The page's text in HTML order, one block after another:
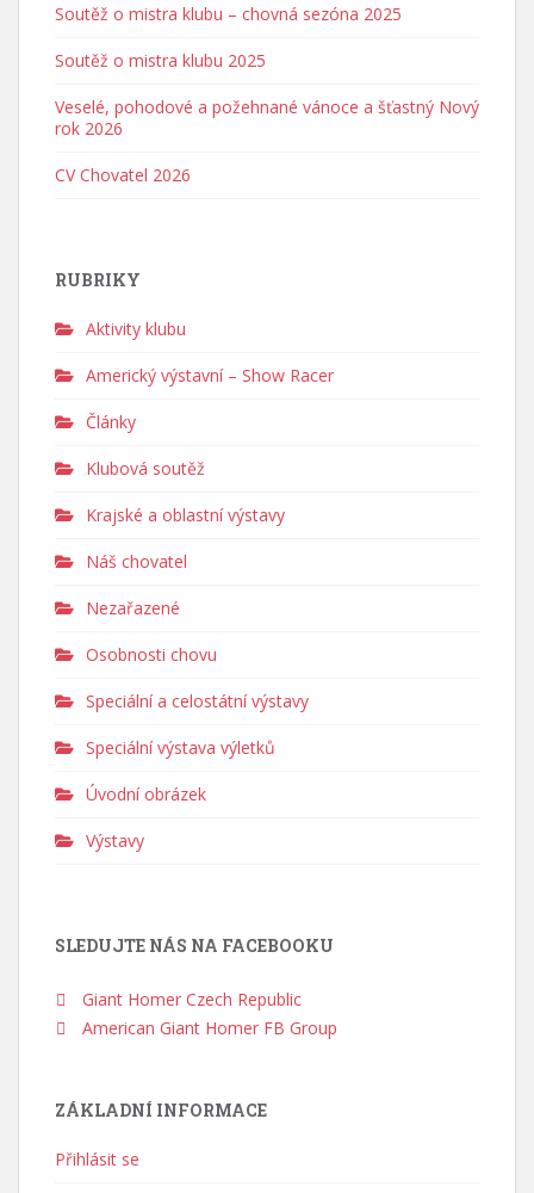
Soutěž o mistra klubu – chovná sezóna 2025
Soutěž o mistra klubu 2025
Veselé, pohodové a požehnané vánoce a šťastný Nový
rok 2026
CV Chovatel 2026
RUBRIKY
Aktivity klubu
Americký výstavní – Show Racer
Články
Klubová soutěž
Krajské a oblastní výstavy
Náš chovatel
Nezařazené
Osobnosti chovu
Speciální a celostátní výstavy
Speciální výstava výletků
Úvodní obrázek
Výstavy
SLEDUJTE NÁS NA FACEBOOKU
Giant Homer Czech Republic
American Giant Homer FB Group
ZÁKLADNÍ INFORMACE
Přihlásit se